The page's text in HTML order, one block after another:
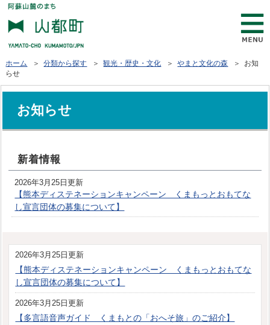
ホーム ＞分類から探す ＞観光・歴史・文化 ＞やまと文化の森
＞ お知
らせ
お知らせ
新着情報
2026年3月25日更新
【熊本ディステネーションキャンペーン くまもっとおもてな
し宣言団体の募集について】
2026年3月25日更新
【熊本ディステネーションキャンペーン くまもっとおもてな
し宣言団体の募集について】
2026年3月25日更新
【多言語音声ガイド くまもとの「おへそ旅」のご紹介】